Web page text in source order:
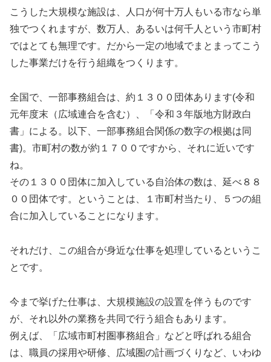
こうした大規模な施設は、人口が何十万人もいる市なら単
独でつくれますが、数万人、あるいは何千人という市町村
ではとても無理です。だから一定の地域でまとまってこう
した事業だけを行う組織をつくります。
全国で、一部事務組合は、約１３００団体あります(令和
元年度末（広域連合を含む）、「令和３年版地方財政白
書」による。以下、一部事務組合関係の数字の根拠は同
書)。市町村の数が約１７００ですから、それに近いです
ね。
その１３００団体に加入している自治体の数は、延べ８８
００団体です。ということは、１市町村当たり、５つの組
合に加入していることになります。
それだけ、この組合が身近な仕事を処理しているというこ
とです。
今まで挙げた仕事は、大規模施設の設置を伴うものです
が、それ以外の業務を共同で行う組合もあります。
例えば、「広域市町村圏事務組合」などと呼ばれる組合
は、職員の採用や研修、広域圏の計画づくりなど、いわゆ